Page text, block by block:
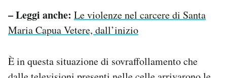
– Leggi anche: Le violenze nel carcere di Santa
Maria Capua Vetere, dall’inizio
È in questa situazione di sovraffollamento che